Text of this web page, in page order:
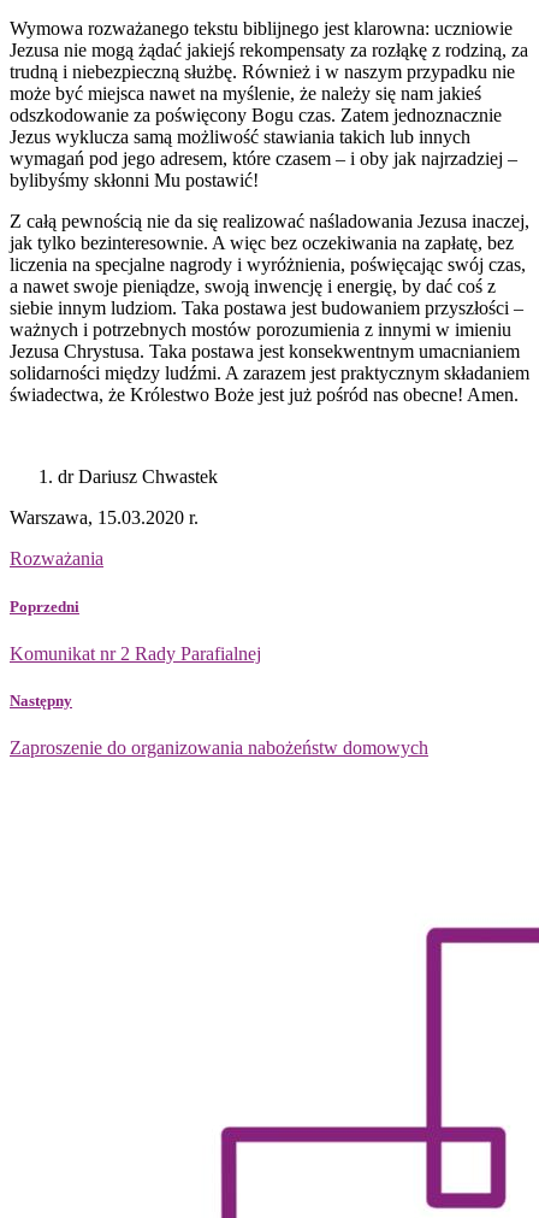
Wymowa rozważanego tekstu biblijnego jest klarowna: uczniowie
Jezusa nie mogą żądać jakiejś rekompensaty za rozłąkę z rodziną, za
trudną i niebezpieczną służbę. Również i w naszym przypadku nie
może być miejsca nawet na myślenie, że należy się nam jakieś
odszkodowanie za poświęcony Bogu czas. Zatem jednoznacznie
Jezus wyklucza samą możliwość stawiania takich lub innych
wymagań pod jego adresem, które czasem – i oby jak najrzadziej –
bylibyśmy skłonni Mu postawić!
Z całą pewnością nie da się realizować naśladowania Jezusa inaczej,
jak tylko bezinteresownie. A więc bez oczekiwania na zapłatę, bez
liczenia na specjalne nagrody i wyróżnienia, poświęcając swój czas,
a nawet swoje pieniądze, swoją inwencję i energię, by dać coś z
siebie innym ludziom. Taka postawa jest budowaniem przyszłości –
ważnych i potrzebnych mostów porozumienia z innymi w imieniu
Jezusa Chrystusa. Taka postawa jest konsekwentnym umacnianiem
solidarności między ludźmi. A zarazem jest praktycznym składaniem
świadectwa, że Królestwo Boże jest już pośród nas obecne! Amen.
dr Dariusz Chwastek
Warszawa, 15.03.2020 r.
Rozważania
Poprzedni
Komunikat nr 2 Rady Parafialnej
Następny
Zaproszenie do organizowania nabożeństw domowych